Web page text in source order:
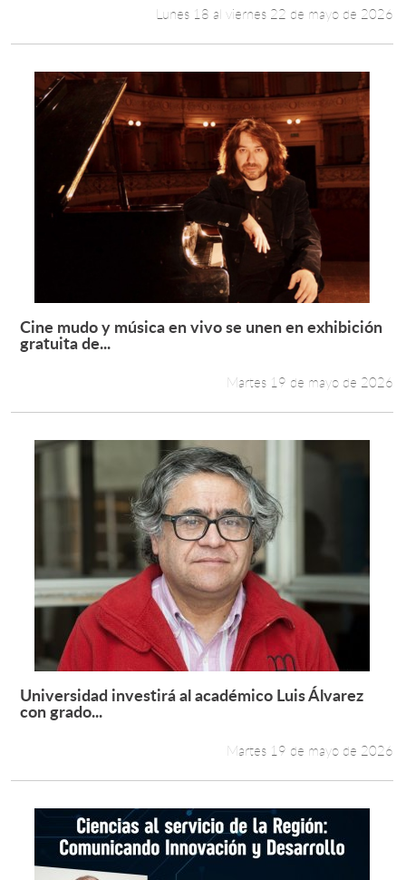
English
Lunes 18 al viernes 22 de mayo de 2026
Leer más +
Cine mudo y música en vivo se unen en exhibición
gratuita de...
Martes 19 de mayo de 2026
Leer más +
Universidad investirá al académico Luis Álvarez
con grado...
Martes 19 de mayo de 2026